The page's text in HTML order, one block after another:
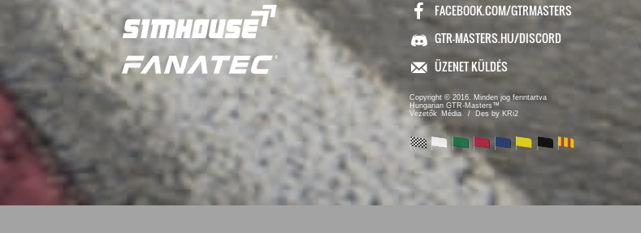
FACEBOOK.COM/GTRMASTERS
GTR-MASTERS.HU/DISCORD
ÜZENET KÜLDÉS
Copyright © 2016. Minden jog fenntartva
Hungarian GTR-Masters™
Vezetők
Média / Des by KRi2